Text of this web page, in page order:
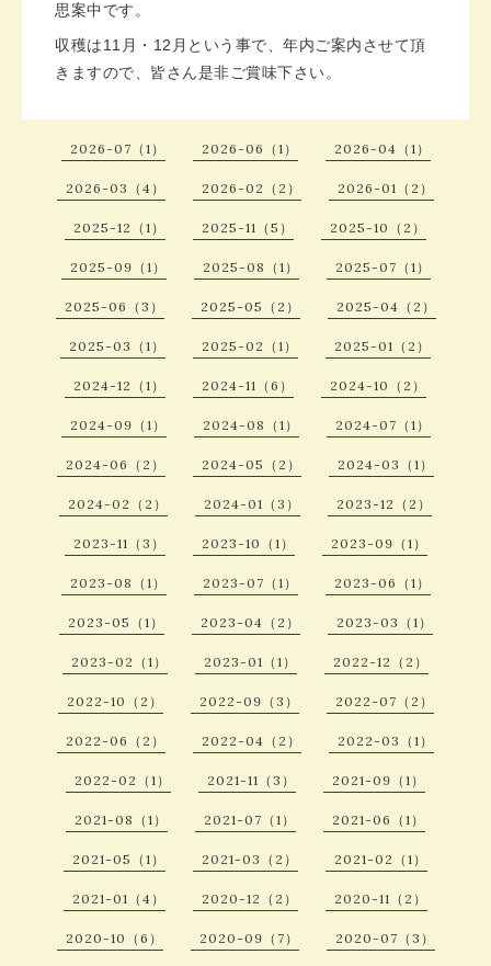
思案中です。
収穫は11月・12月という事で、年内ご案内させて頂
きますので、皆さん是非ご賞味下さい。
2026-07（1） 2026-06（1） 2026-04（1）
2026-03（4） 2026-02（2） 2026-01（2）
2025-12（1） 2025-11（5） 2025-10（2）
2025-09（1） 2025-08（1） 2025-07（1）
2025-06（3） 2025-05（2） 2025-04（2）
2025-03（1） 2025-02（1） 2025-01（2）
2024-12（1） 2024-11（6） 2024-10（2）
2024-09（1） 2024-08（1） 2024-07（1）
2024-06（2） 2024-05（2） 2024-03（1）
2024-02（2） 2024-01（3） 2023-12（2）
2023-11（3） 2023-10（1） 2023-09（1）
2023-08（1） 2023-07（1） 2023-06（1）
2023-05（1） 2023-04（2） 2023-03（1）
2023-02（1） 2023-01（1） 2022-12（2）
2022-10（2） 2022-09（3） 2022-07（2）
2022-06（2） 2022-04（2） 2022-03（1）
2022-02（1） 2021-11（3） 2021-09（1）
2021-08（1） 2021-07（1） 2021-06（1）
2021-05（1） 2021-03（2） 2021-02（1）
2021-01（4） 2020-12（2） 2020-11（2）
2020-10（6） 2020-09（7） 2020-07（3）